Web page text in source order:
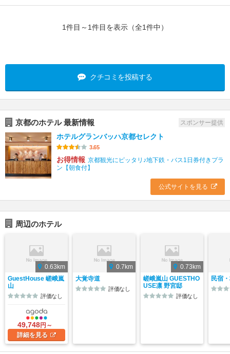
1件目～1件目を表示（全1件中）
クチコミを投稿する
京都のホテル 最新情報 スポンサー提供
ホテルグランバッハ京都セレクト
3.65
お得情報 京都観光にピッタリ♪地下鉄・バス1日券付きプラ
ン【朝食付】
公式サイトを見る
周辺のホテル
0.63km
GuestHouse 嵯峨嵐
山
評価なし
49,748円～
詳細を見る
0.7km
大覚寺道
評価なし
0.73km
嵯峨嵐山 GUESTHO
USE凛 野宮邸
評価なし
民宿